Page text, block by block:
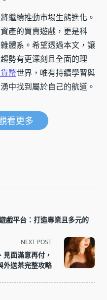
繼續推動市場生態進化。
產的買賣遊戲，更是科
體系。希望透過本文，讓
勢有更深刻且全面的理
幣世界，唯有持續學習與
中找到屬於自己的航道。
看更多
戲平台：打造專業且多元的
NEXT POST
面滿意再付，
外送茶完整攻略